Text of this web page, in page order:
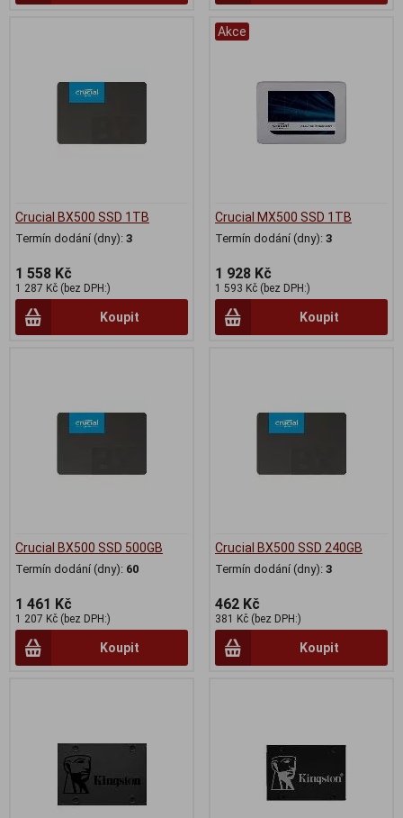
Crucial BX500 SSD 1TB
Termín dodání (dny): 3
1 558 Kč
1 287 Kč (bez DPH:)
Koupit
Akce
Crucial MX500 SSD 1TB
Termín dodání (dny): 3
1 928 Kč
1 593 Kč (bez DPH:)
Koupit
Crucial BX500 SSD 500GB
Termín dodání (dny): 60
1 461 Kč
1 207 Kč (bez DPH:)
Koupit
Crucial BX500 SSD 240GB
Termín dodání (dny): 3
462 Kč
381 Kč (bez DPH:)
Koupit